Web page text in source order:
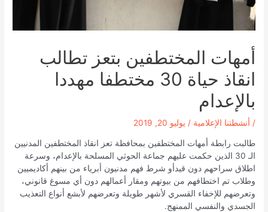
أمهات المختطفين بتعز تطالب
انقاذ حياة 30 مختطفا مهددا
بالإعدام
/ أنشطتنا الإعلامية / يوليو 20, 2019
طالبت رابطة أمهات المختطفين بمحافظة تعز انقاذ المختطفين المدنيين
الـ 30 الذين حكمت عليهم جماعة الحوثي المسلحة بالإعدام، وسرعة
اطلاق سراحهم دون قيدأو شرط فهم مدنيون أبرياء من بينهم أكاديميين
وطلاب تم اختطافهم من بيوتهم ومقار أعمالهم دون أي مسوغ قانوني،
وتعرضهم للإخفاء القسري لأشهر طويلة وتعرضهم لأبشع أنواع التعذيب
الجسدي والنفسي الممنهج.